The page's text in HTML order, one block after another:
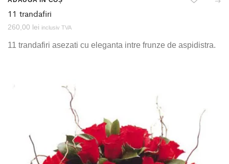
11 trandafiri
260,00 lei inclusiv TVA
11 trandafiri asezati cu eleganta intre frunze de aspidistra.